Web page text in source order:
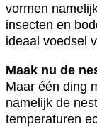
vormen
insecten en
ideaal voedsel
Maak nu de
Maar één ding
namelijk de
temperaturen